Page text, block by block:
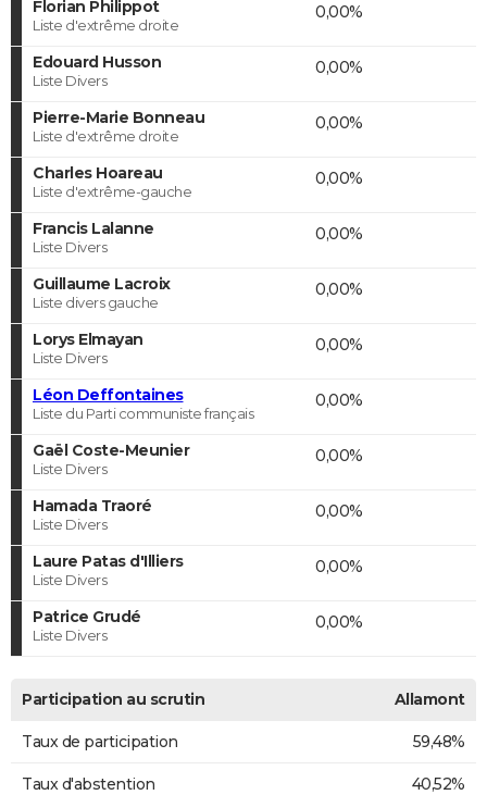
Florian Philippot
Liste d'extrême droite
0,00%
Edouard Husson
Liste Divers
0,00%
Pierre-Marie Bonneau
Liste d'extrême droite
0,00%
Charles Hoareau
Liste d'extrême-gauche
0,00%
Francis Lalanne
Liste Divers
0,00%
Guillaume Lacroix
Liste divers gauche
0,00%
Lorys Elmayan
Liste Divers
0,00%
Léon Deffontaines
Liste du Parti communiste français
0,00%
Gaël Coste-Meunier
Liste Divers
0,00%
Hamada Traoré
Liste Divers
0,00%
Laure Patas d'Illiers
Liste Divers
0,00%
Patrice Grudé
Liste Divers
0,00%
Participation au scrutin Allamont
Taux de participation 59,48%
Taux d'abstention 40,52%